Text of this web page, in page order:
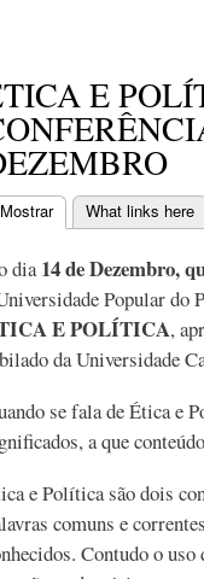
E
Mostrar(separador ativo)
What links here
dia14 de Dezembro,
Popular do
E POLÍTICA,
da Universidade
se fala de Ética e
a que
e Política são dois
comuns e
Contudo o uso